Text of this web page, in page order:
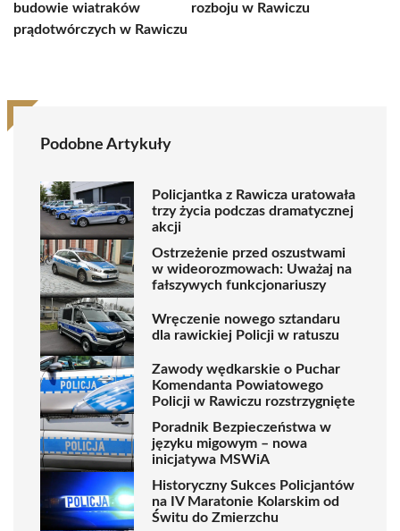
budowie wiatraków
prądotwórczych w Rawiczu
rozboju w Rawiczu
Podobne Artykuły
Policjantka z Rawicza uratowała
trzy życia podczas dramatycznej
akcji
Ostrzeżenie przed oszustwami
w wideorozmowach: Uważaj na
fałszywych funkcjonariuszy
Wręczenie nowego sztandaru
dla rawickiej Policji w ratuszu
Zawody wędkarskie o Puchar
Komendanta Powiatowego
Policji w Rawiczu rozstrzygnięte
Poradnik Bezpieczeństwa w
języku migowym – nowa
inicjatywa MSWiA
Historyczny Sukces Policjantów
na IV Maratonie Kolarskim od
Świtu do Zmierzchu